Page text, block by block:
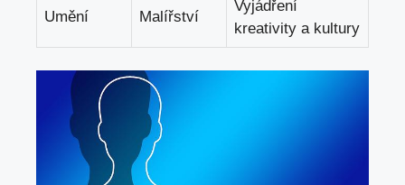
Umění Malířství
Vyjádření
⁣kreativity a kultury